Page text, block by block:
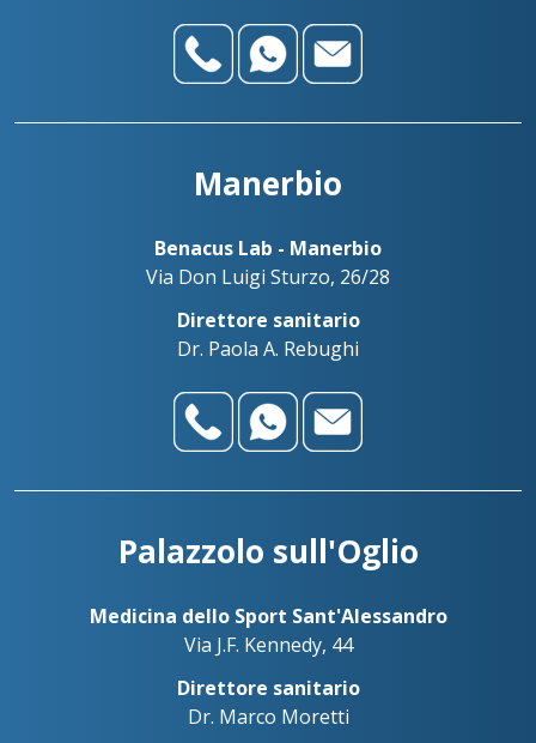
Manerbio
Benacus Lab - Manerbio
Via Don Luigi Sturzo, 26/28
Direttore sanitario
Dr. Paola A. Rebughi
Palazzolo sull'Oglio
Medicina dello Sport Sant'Alessandro
Via J.F. Kennedy, 44
Direttore sanitario
Dr. Marco Moretti